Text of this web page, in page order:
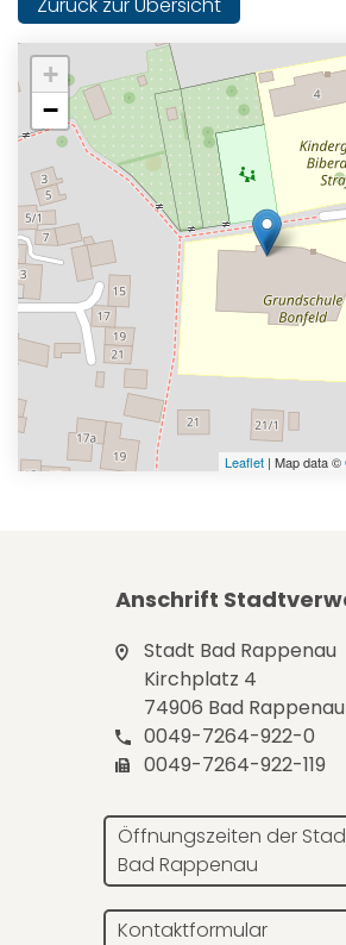
+
−
Leaflet | Map data ©
Anschrift
Stadt Bad Rappenau
Kirchplatz 4
74906 Bad Rappenau
0049-7264-922-0
0049-7264-922-119
Öffnungszeiten der
Bad Rappenau
Kontaktformular